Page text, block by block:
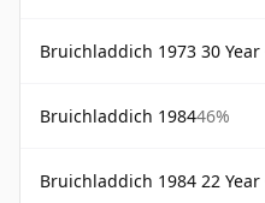
Bruichladdich 1973 30 Year
Bruichladdich 198446%
Bruichladdich 1984 22